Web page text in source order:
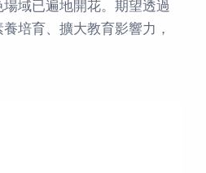
域已遍地開花。期望透過
培育、擴大教育影響力，